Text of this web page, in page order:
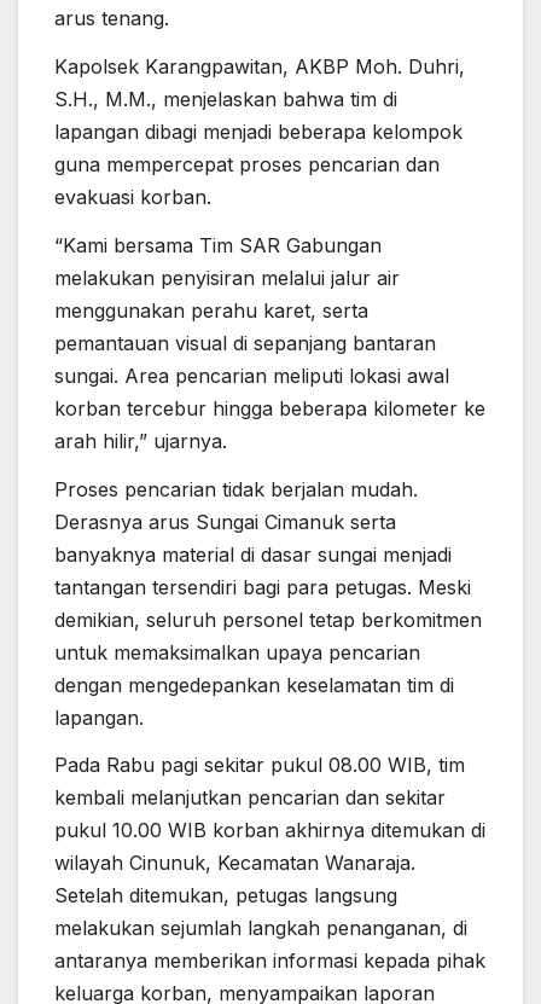
arus tenang.
Kapolsek Karangpawitan, AKBP Moh. Duhri,
S.H., M.M., menjelaskan bahwa tim di
lapangan dibagi menjadi beberapa kelompok
guna mempercepat proses pencarian dan
evakuasi korban.
“Kami bersama Tim SAR Gabungan
melakukan penyisiran melalui jalur air
menggunakan perahu karet, serta
pemantauan visual di sepanjang bantaran
sungai. Area pencarian meliputi lokasi awal
korban tercebur hingga beberapa kilometer ke
arah hilir,” ujarnya.
Proses pencarian tidak berjalan mudah.
Derasnya arus Sungai Cimanuk serta
banyaknya material di dasar sungai menjadi
tantangan tersendiri bagi para petugas. Meski
demikian, seluruh personel tetap berkomitmen
untuk memaksimalkan upaya pencarian
dengan mengedepankan keselamatan tim di
lapangan.
Pada Rabu pagi sekitar pukul 08.00 WIB, tim
kembali melanjutkan pencarian dan sekitar
pukul 10.00 WIB korban akhirnya ditemukan di
wilayah Cinunuk, Kecamatan Wanaraja.
Setelah ditemukan, petugas langsung
melakukan sejumlah langkah penanganan, di
antaranya memberikan informasi kepada pihak
keluarga korban, menyampaikan laporan